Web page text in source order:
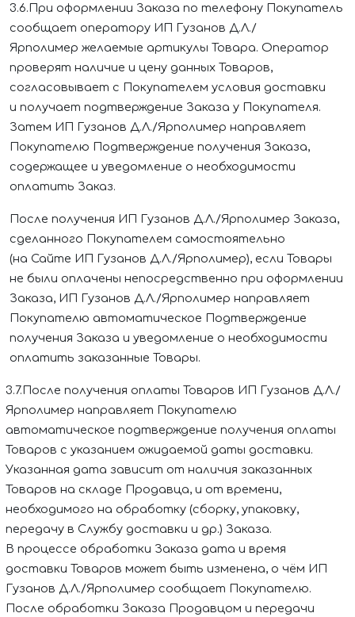
3.6.При оформлении Заказа по телефону Покупатель
сообщает оператору ИП Гузанов Д.Л./
Ярполимер желаемые артикулы Товара. Оператор
проверят наличие и цену данных Товаров,
согласовывает с Покупателем условия доставки
и получает подтверждение Заказа у Покупателя.
Затем ИП Гузанов Д.Л./Ярполимер направляет
Покупателю Подтверждение получения Заказа,
содержащее и уведомление о необходимости
оплатить Заказ.
После получения ИП Гузанов Д.Л./Ярполимер Заказа,
сделанного Покупателем самостоятельно
(на Сайте ИП Гузанов Д.Л./Ярполимер), если Товары
не были оплачены непосредственно при оформлении
Заказа, ИП Гузанов Д.Л./Ярполимер направляет
Покупателю автоматическое Подтверждение
получения Заказа и уведомление о необходимости
оплатить заказанные Товары.
3.7.После получения оплаты Товаров ИП Гузанов Д.Л./
Ярполимер направляет Покупателю
автоматическое подтверждение получения оплаты
Товаров с указанием ожидаемой даты доставки.
Указанная дата зависит от наличия заказанных
Товаров на складе Продавца, и от времени,
необходимого на обработку (сборку, упаковку,
передачу в Службу доставки и др.) Заказа.
В процессе обработки Заказа дата и время
доставки Товаров может быть изменена, о чём ИП
Гузанов Д.Л./Ярполимер сообщает Покупателю.
После обработки Заказа Продавцом и передачи